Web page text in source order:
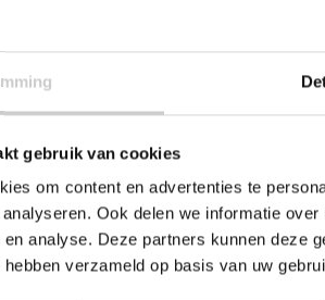
gebruik van cookies
om content en advertenties te
Ook delen we informatie
analyse. Deze partners kunnen deze
verzameld op basis van uw